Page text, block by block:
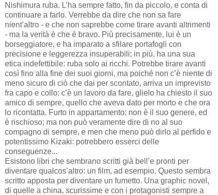
Nishimura ruba. L’ha sempre fatto, fin da piccolo, e conta di
continuare a farlo. Verrebbe da dire che non sa fare
nient’altro - e che non saprebbe come tirare avanti altrimenti
- ma la verità è che è bravo. Più precisamente, lui è un
borseggiatore, e ha imparato a sfilare portafogli con
precisione e leggerezza insuperabili; in più, ha una sua
etica indefettibile: ruba solo ai ricchi. Potrebbe tirare avanti
così fino alla fine dei suoi giorni, ma poiché non c’è niente di
meno sicuro di ciò che dai per scontato, arriva un imprevisto
fra capo e collo: c’è un lavoro da fare, glielo ha chiesto il suo
amico di sempre, quello che aveva dato per morto e che ora
lo ricontatta. Furto in appartamento: non è il suo genere, ed
è rischioso; ma non può veramente dire di no al suo
compagno di sempre, e men che meno può dirlo al perfido e
potentissimo Kizaki: potrebbero esserci delle
conseguenze...
Esistono libri che sembrano scritti già bell’e pronti per
diventare qualcos’altro: un film, ad esempio. Questo sembra
scritto apposta per diventare un fumetto. Una graphic novel,
di quelle a china, scurissime e con i protagonisti sempre a